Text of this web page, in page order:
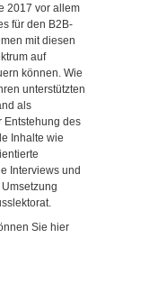
2017 vor allem
für den B2B-
mit diesen
auf
können. Wie
unterstützten
als
Entstehung des
Inhalte wie
Interviews und
Sie hier